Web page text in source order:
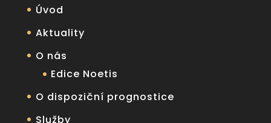
Úvod
Aktuality
O nás
Edice Noetis
O dispoziční prognostice
Služby